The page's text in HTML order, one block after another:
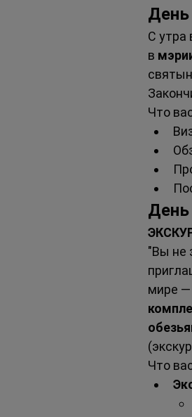
День
С утра
в
Что
День
"Вы не
мире —
Что